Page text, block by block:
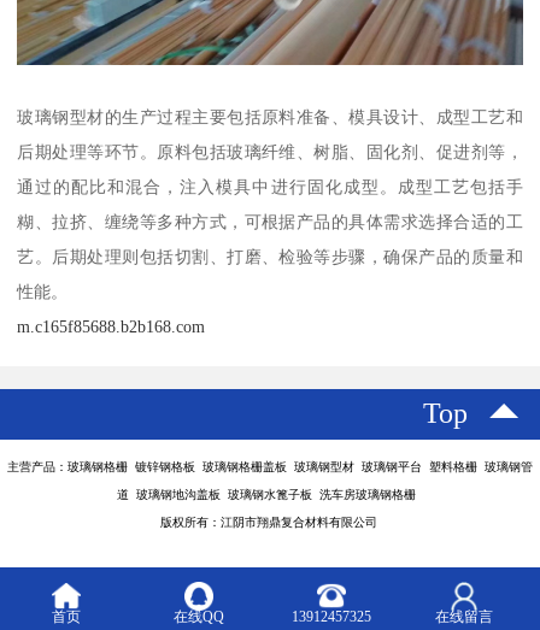
玻璃钢型材的生产过程主要包括原料准备、模具设计、成型工艺和
后期处理等环节。原料包括玻璃纤维、树脂、固化剂、促进剂等，
通过的配比和混合，注入模具中进行固化成型。成型工艺包括手
糊、拉挤、缠绕等多种方式，可根据产品的具体需求选择合适的工
艺。后期处理则包括切割、打磨、检验等步骤，确保产品的质量和
性能。
m.c165f85688.b2b168.com
Top
主营产品：玻璃钢格栅 镀锌钢格板 玻璃钢格栅盖板 玻璃钢型材 玻璃钢平台 塑料格栅 玻璃钢管
道 玻璃钢地沟盖板 玻璃钢水篦子板 洗车房玻璃钢格栅
版权所有：江阴市翔鼎复合材料有限公司
首页 在线QQ 13912457325 在线留言